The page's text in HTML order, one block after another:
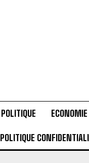
POLITIQUE ECONOMIE
POLITIQUE